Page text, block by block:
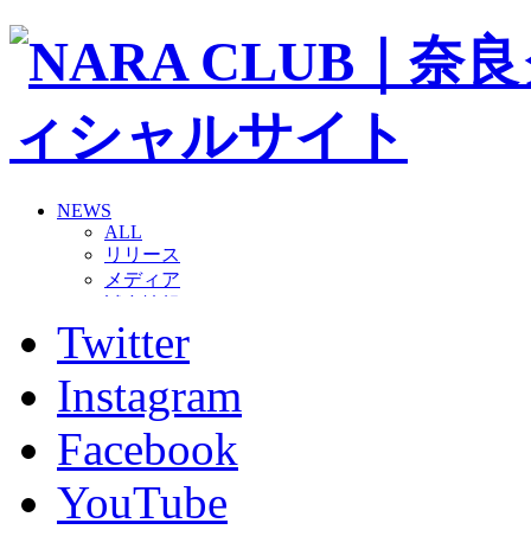
NEWS
ALL
リリース
メディア
グッズ
ファンコミュニティ
ホームタウン
コラム
その他
TEAM
2026/27トップチーム
2026/27トップチームスタッフ
Twitter
Instagram
Facebook
YouTube